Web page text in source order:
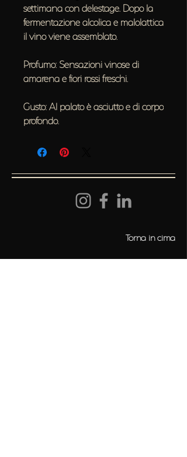
settimana con delestage. Dopo la
fermentazione alcolica e malolattica
il vino viene assemblato.
Profumo: Sensazioni vinose di
amarena e fiori rossi freschi.
Gusto: Al palato è asciutto e di corpo
profondo.
Torna in cima